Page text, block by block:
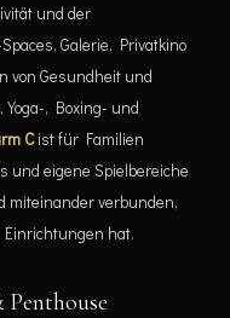
und der
Galerie, Privatkino
von Gesundheit und
, Boxing- und
Cist für Familien
und eigene Spielbereiche
miteinander verbunden,
hat.
Penthouse